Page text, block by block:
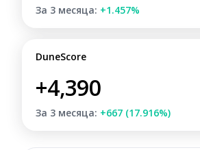
За 3 месяца: +1.457%
DuneScore
+4,390
За 3 месяца: +667 (17.916%)